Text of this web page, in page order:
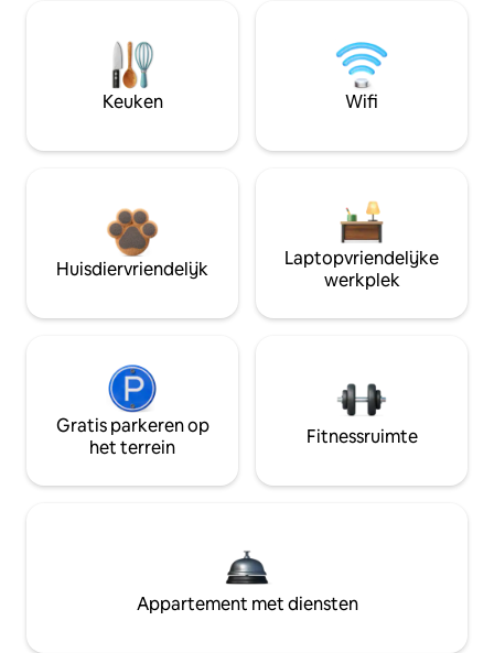
Keuken Wifi
Huisdiervriendelijk
Laptopvriendelijke
werkplek
Gratis parkeren op
het terrein
Fitnessruimte
Appartement met diensten